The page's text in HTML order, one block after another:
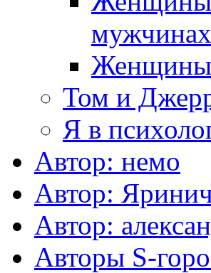
мужчинах
Женщины
Том и
Я в
Автор: немo
Автор:
Автор:
Авторы S-